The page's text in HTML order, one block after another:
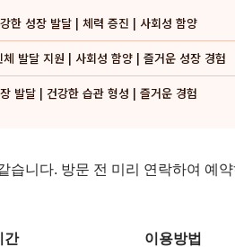
한 성장 발달 | 체력 증진 | 사회성 함양
발달 지원 | 사회성 함양 | 즐거운 성장 경험
발달 | 건강한 습관 형성 | 즐거운 경험
습니다. 방문 전 미리 연락하여 예
간 이용방법